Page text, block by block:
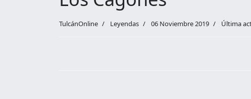
TulcánOnline Leyendas 06 Noviembre 2019 Última